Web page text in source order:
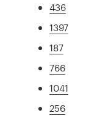
436
1397
187
766
1041
256